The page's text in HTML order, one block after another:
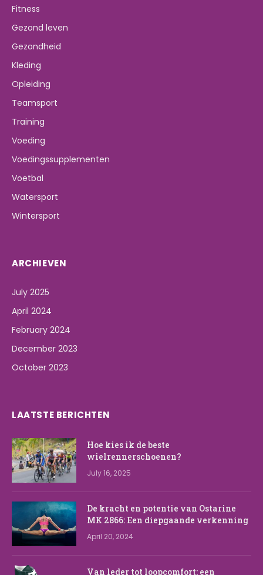
Fitness
Gezond leven
Gezondheid
Kleding
Opleiding
Teamsport
Training
Voeding
Voedingssupplementen
Voetbal
Watersport
Wintersport
ARCHIEVEN
July 2025
April 2024
February 2024
December 2023
October 2023
LAATSTE BERICHTEN
Hoe kies ik de beste
wielrennerschoenen?
July 16, 2025
De kracht en potentie van Ostarine
MK 2866: Een diepgaande verkenning
April 20, 2024
Van leder tot loopcomfort: een